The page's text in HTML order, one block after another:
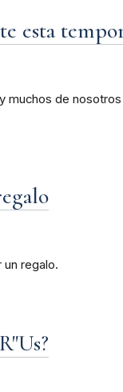
esta
muchos de
regalo.